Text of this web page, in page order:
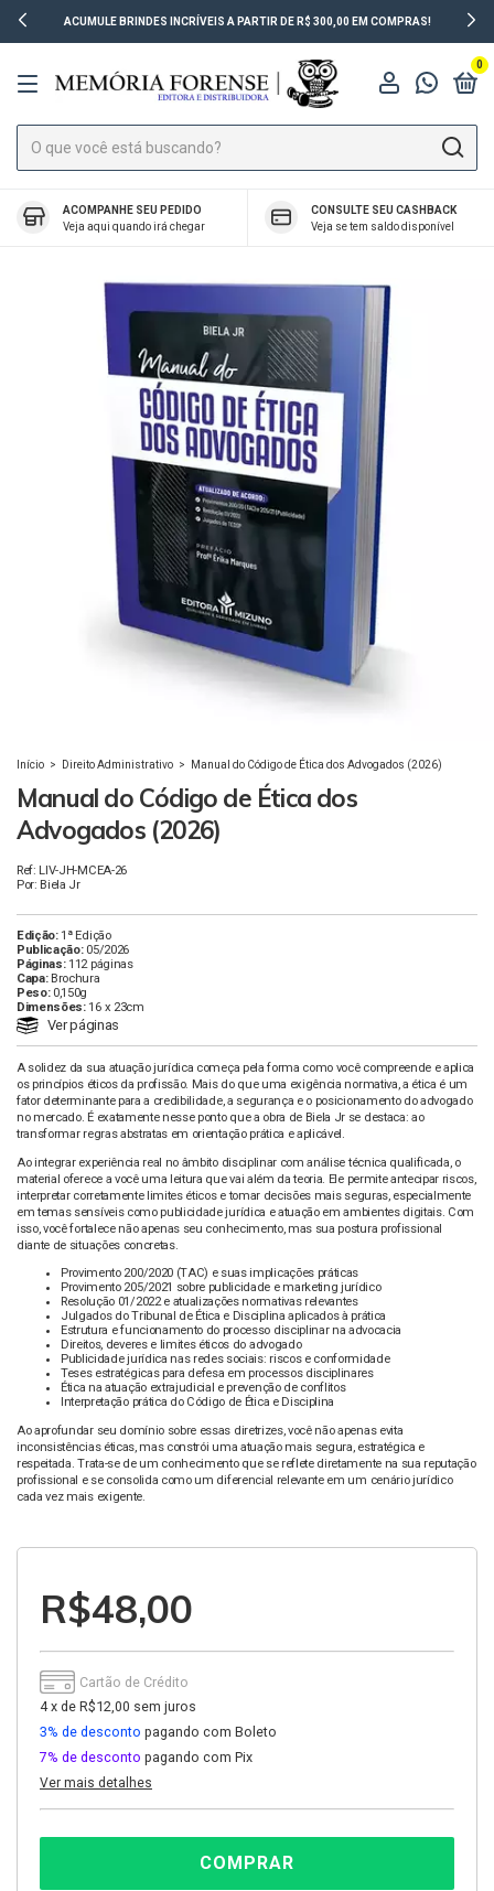
ACUMULE BRINDES INCRÍVEIS A PARTIR DE R$ 300,00 EM COMPRAS!
0
ACOMPANHE SEU PEDIDO
Veja aqui quando irá chegar
CONSULTE SEU CASHBACK
Veja se tem saldo disponível
Início > Direito Administrativo > Manual do Código de Ética dos Advogados (2026)
Manual do Código de Ética dos
Advogados (2026)
Ref: LIV-JH-MCEA-26
Por: Biela Jr
Edição:1ª Edição
Publicação: 05/2026
Páginas:112 páginas
Capa: Brochura
Peso: 0,150g
Dimensões:16 x 23cm
Ver páginas
A solidez da sua atuação jurídica começa pela forma como você compreende e aplica
os princípios éticos da profissão. Mais do que uma exigência normativa, a ética é um
fator determinante para a credibilidade, a segurança e o posicionamento do advogado
no mercado. É exatamente nesse ponto que a obra de Biela Jr se destaca: ao
transformar regras abstratas em orientação prática e aplicável.
Ao integrar experiência real no âmbito disciplinar com análise técnica qualificada, o
material oferece a você uma leitura que vai além da teoria. Ele permite antecipar riscos,
interpretar corretamente limites éticos e tomar decisões mais seguras, especialmente
em temas sensíveis como publicidade jurídica e atuação em ambientes digitais. Com
isso, você fortalece não apenas seu conhecimento, mas sua postura profissional
diante de situações concretas.
Provimento 200/2020 (TAC) e suas implicações práticas
Provimento 205/2021 sobre publicidade e marketing jurídico
Resolução 01/2022 e atualizações normativas relevantes
Julgados do Tribunal de Ética e Disciplina aplicados à prática
Estrutura e funcionamento do processo disciplinar na advocacia
Direitos, deveres e limites éticos do advogado
Publicidade jurídica nas redes sociais: riscos e conformidade
Teses estratégicas para defesa em processos disciplinares
Ética na atuação extrajudicial e prevenção de conflitos
Interpretação prática do Código de Ética e Disciplina
Ao aprofundar seu domínio sobre essas diretrizes, você não apenas evita
inconsistências éticas, mas constrói uma atuação mais segura, estratégica e
respeitada. Trata-se de um conhecimento que se reflete diretamente na sua reputação
profissional e se consolida como um diferencial relevante em um cenário jurídico
cada vez mais exigente.
R$48,00
Cartão de Crédito
4 x de R$12,00 sem juros
3% de desconto pagando com Boleto
7% de desconto pagando com Pix
Ver mais detalhes